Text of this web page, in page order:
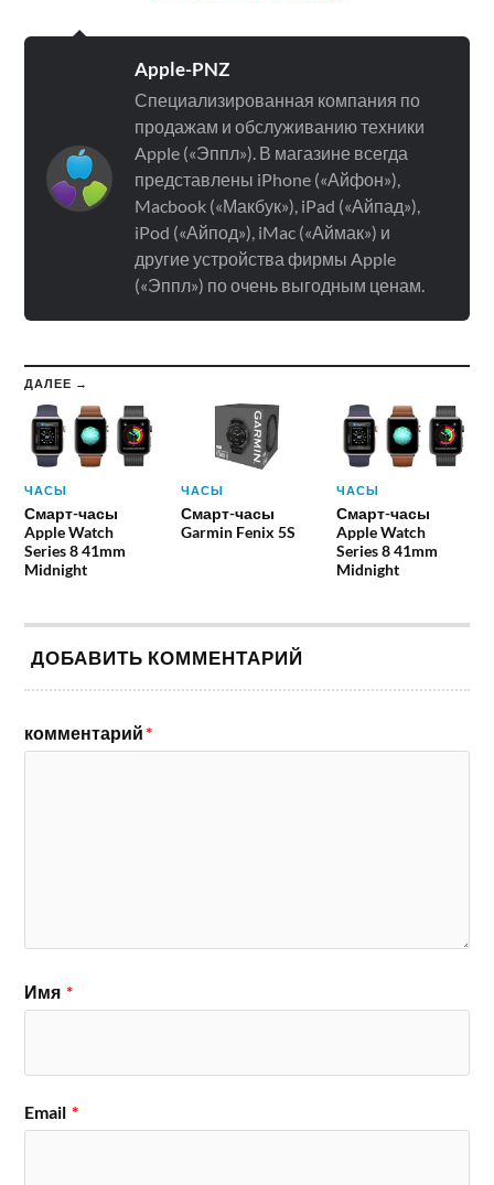
Apple-PNZ
Специализированная компания по
продажам и обслуживанию техники
Apple («Эппл»). В магазине всегда
представлены iPhone («Айфон»),
Macbook («Макбук»), iPad («Айпад»),
iPod («Айпод»), iMac («Аймак») и
другие устройства фирмы Apple
(«Эппл») по очень выгодным ценам.
ДАЛЕЕ →
ЧАСЫ
Смарт-часы
Apple Watch
Series 8 41mm
Midnight
ЧАСЫ
Смарт-часы
Garmin Fenix 5S
ЧАСЫ
Смарт-часы
Apple Watch
Series 8 41mm
Midnight
ДОБАВИТЬ КОММЕНТАРИЙ
комментарий*
Имя *
Email *